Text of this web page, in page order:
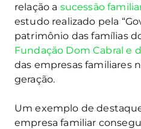
relação a sucessão
estudo realizado pela
patrimônio das famílias
Fundação Dom Cabral e
das empresas familiares
geração.
Um exemplo de
empresa familiar